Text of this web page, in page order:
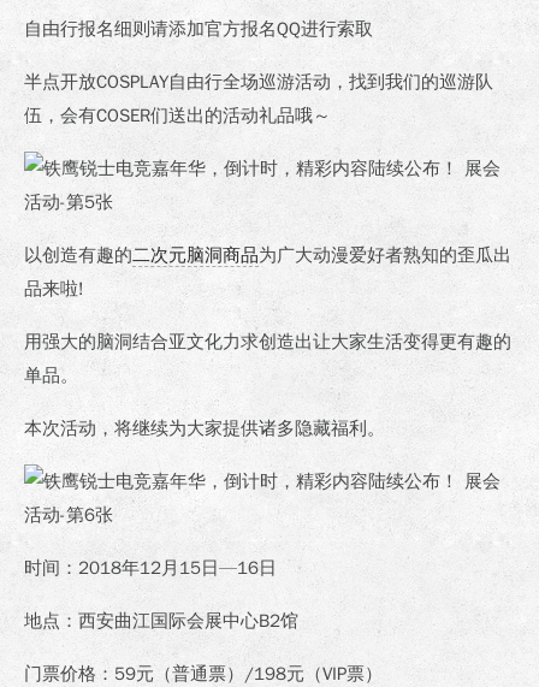
自由行报名细则请添加官方报名QQ进行索取
半点开放COSPLAY自由行全场巡游活动，找到我们的巡游队
伍，会有COSER们送出的活动礼品哦～
以创造有趣的二次元脑洞商品为广大动漫爱好者熟知的歪瓜出
品来啦!
用强大的脑洞结合亚文化力求创造出让大家生活变得更有趣的
单品。
本次活动，将继续为大家提供诸多隐藏福利。
时间：2018年12月15日—16日
地点：西安曲江国际会展中心B2馆
门票价格：59元（普通票）/198元（VIP票）